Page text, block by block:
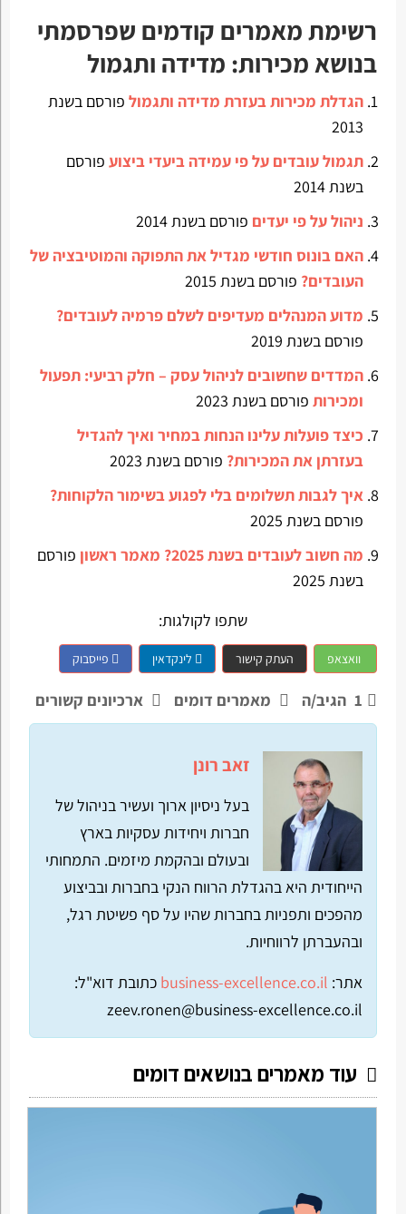
רשימת מאמרים קודמים שפרסמתי
בנושא מכירות: מדידה ותגמול
הגדלת מכירות בעזרת מדידה ותגמולפורסם בשנת
2013
תגמול עובדים על פי עמידה ביעדי ביצועפורסם
בשנת 2014
ניהול על פי יעדים פורסם בשנת 2014
האם בונוס חודשי מגדיל את התפוקה והמוטיבציה של
העובדים? פורסם בשנת 2015
מדוע המנהלים מעדיפים לשלם פרמיה לעובדים?
פורסם בשנת 2019
המדדים שחשובים לניהול עסק – חלק רביעי: תפעול
ומכירותפורסם בשנת 2023
כיצד פועלות עלינו הנחות במחיר ואיך להגדיל
בעזרתן את המכירות? פורסם בשנת 2023
איך לגבות תשלומים בלי לפגוע בשימור הלקוחות?
פורסם בשנת 2025
מה חשוב לעובדים בשנת 2025? מאמר ראשון
פורסם
בשנת 2025
שתפו לקולגות:
וואצאפ העתק קישור לינקדאין פייסבוק
1 הגיב/ה מאמרים דומים ארכיונים קשורים
זאב רונן
בעל ניסיון ארוך ועשיר בניהול של
חברות ויחידות עסקיות בארץ
ובעולם ובהקמת מיזמים. התמחותי
הייחודית היא בהגדלת הרווח הנקי בחברות ובביצוע
מהפכים ותפניות בחברות שהיו על סף פשיטת רגל,
ובהעברתן לרווחיות.
אתר: business-excellence.co.il כתובת דוא"ל:
zeev.ronen@business-excellence.co.il
עוד מאמרים בנושאים דומים